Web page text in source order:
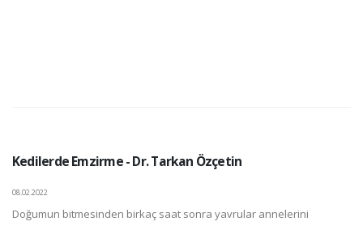
Kedilerde Emzirme - Dr. Tarkan Özçetin
08.02.2022
Doğumun bitmesinden birkaç saat sonra yavrular annelerini